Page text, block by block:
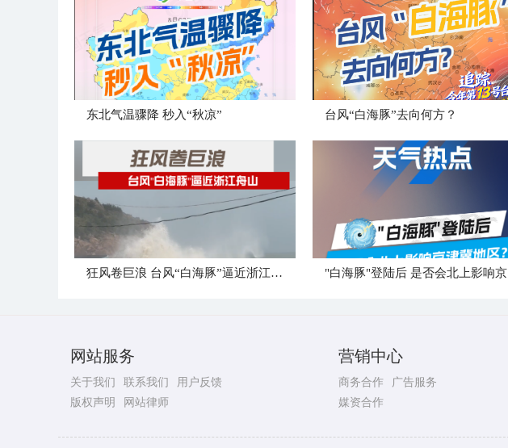
东北气温骤降 秒入“秋凉” 台风“白海豚”去向何方？
狂风卷巨浪 台风“白海豚”逼近浙江舟山
网站服务
关于我们 联系我们
用户反馈
版权声明
网站律师
营销中心
商务合作
广告服务
媒资合作